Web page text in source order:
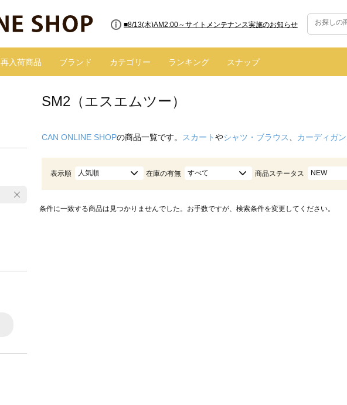
■8/13(木)AM2:00～サイトメンテナンス実施のお知らせ
再入荷商品 ブランド カテゴリー ランキング スナップ
SM2（エスエムツー）
CAN ONLINE SHOPの商品一覧です。 スカートやシャツ・ブラウス カーディガン
表示順 人気順 在庫の有無 すべて 商品ステータス NEW
条件に一致する商品は見つかりませんでした。お手数ですが、検索条件を変更してください。